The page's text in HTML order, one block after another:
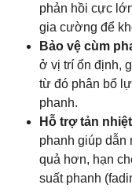
phản hồi cực
gia cường để
Bảo vệ cùm
ở vị trí ổn định,
từ đó phân bổ
phanh.
Hỗ trợ tản
phanh giúp dẫn
quả hơn, hạn
suất phanh